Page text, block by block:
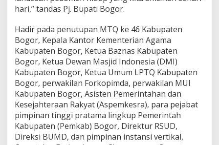
hari,” tandas Pj. Bupati Bogor.
Hadir pada penutupan MTQ ke 46 Kabupaten
Bogor, Kepala Kantor Kementerian Agama
Kabupaten Bogor, Ketua Baznas Kabupaten
Bogor, Ketua Dewan Masjid Indonesia (DMI)
Kabupaten Bogor, Ketua Umum LPTQ Kabupaten
Bogor, perwakilan Forkopimda, perwakilan MUI
Kabupaten Bogor, Asisten Pemerintahan dan
Kesejahteraan Rakyat (Aspemkesra), para pejabat
pimpinan tinggi pratama lingkup Pemerintah
Kabupaten (Pemkab) Bogor, Direktur RSUD,
Direksi BUMD, dan pimpinan instansi vertikal,